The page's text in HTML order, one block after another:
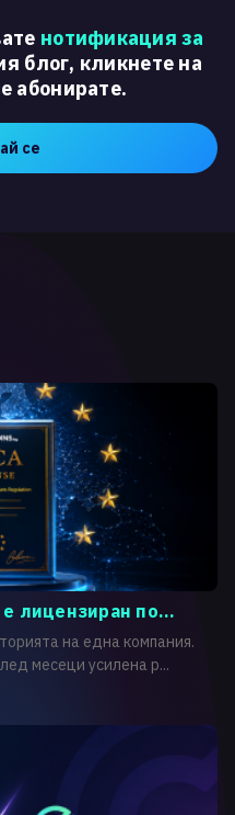
нотификация за
блог, кликнете на
абонирате.
се
лицензиран по...
на една компания.
месеци усилена р...